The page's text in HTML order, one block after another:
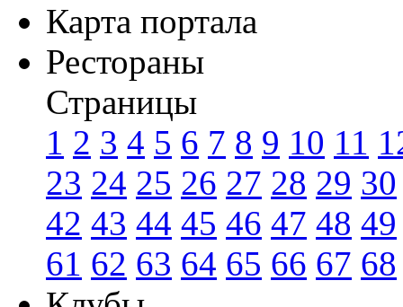
Карта портала
Рестораны
Страницы
1 2 3 4 5 6 7 8 9 10 11
23 24 25 26 27 28 29 30
42 43 44 45 46 47 48 49
61 62 63 64 65 66 67 68